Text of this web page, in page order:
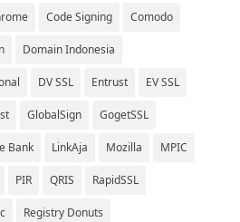
Code Signing Comodo
Domain Indonesia
DV SSL Entrust EV SSL
GlobalSign GogetSSL
Bank LinkAja Mozilla MPIC
PIR QRIS RapidSSL
Registry Donuts